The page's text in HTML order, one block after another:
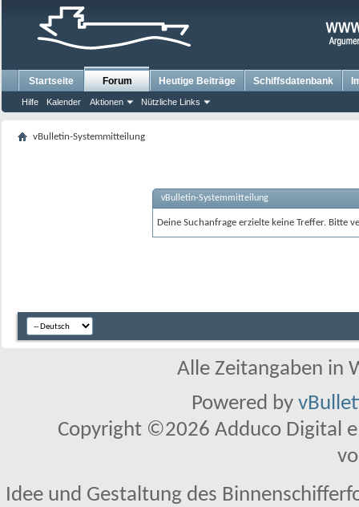
Startseite Forum
Hilfe Kalender Aktionen Nützliche Links
Heutige Beiträge Schiffsdatenbank
vBulletin-Systemmitteilung
vBulletin-Systemmitteilung
Deine Suchanfrage erzielte keine Treffer. Bitte
Alle Zeitangaben in
Powered by
Copyright ©2026 Adduco Digital
Idee und Gestaltung des